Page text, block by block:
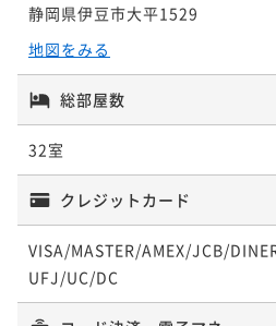
1泊2食付（夕・朝食）プラン－
二食付き 現地決済可
ポイント
静岡県伊豆市大平1529
地図をみる
総部屋数
32室
クレジットカード
VISA/MASTER/AMEX/JCB/
UFJ/UC/DC